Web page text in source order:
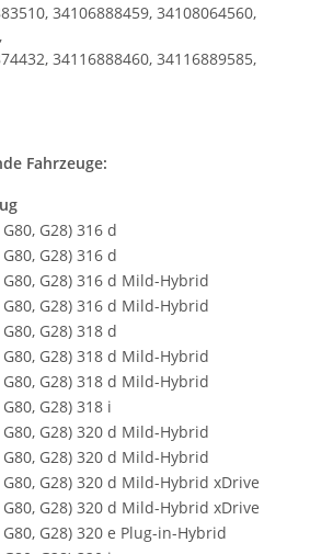
34106888459, 34108064560,
34116888460, 34116889585,
Fahrzeuge:
G28) 316 d
G28) 316 d
G80, G28) 316 d Mild-Hybrid
G80, G28) 316 d Mild-Hybrid
G28) 318 d
G80, G28) 318 d Mild-Hybrid
G80, G28) 318 d Mild-Hybrid
G28) 318 i
G80, G28) 320 d Mild-Hybrid
G80, G28) 320 d Mild-Hybrid
G80, G28) 320 d Mild-Hybrid xDrive
G80, G28) 320 d Mild-Hybrid xDrive
G80, G28) 320 e Plug-in-Hybrid